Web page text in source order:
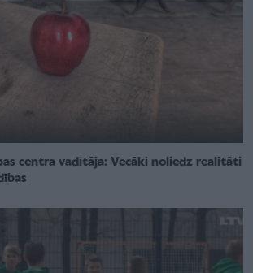
centra vadītāja: Vecāki noliedz realitāti